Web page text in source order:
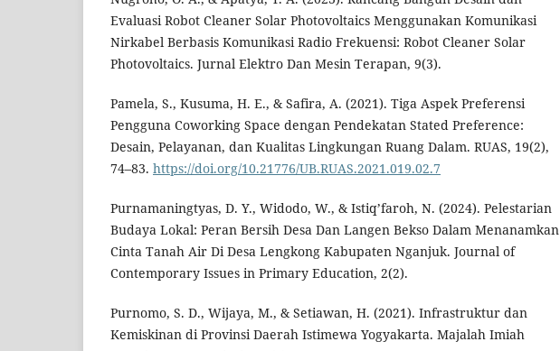
Evaluasi Robot Cleaner Solar Photovoltaics Menggunakan Komunikasi
Nirkabel Berbasis Komunikasi Radio Frekuensi: Robot Cleaner Solar
Photovoltaics. Jurnal Elektro Dan Mesin Terapan, 9(3).
Pamela, S., Kusuma, H. E., & Safira, A. (2021). Tiga Aspek Preferensi
Pengguna Coworking Space dengan Pendekatan Stated Preference:
Desain, Pelayanan, dan Kualitas Lingkungan Ruang Dalam. RUAS, 19(2),
74–83. https://doi.org/10.21776/UB.RUAS.2021.019.02.7
Purnamaningtyas, D. Y., Widodo, W., & Istiq’faroh, N. (2024). Pelestarian
Budaya Lokal: Peran Bersih Desa Dan Langen Bekso Dalam Menanamkan
Cinta Tanah Air Di Desa Lengkong Kabupaten Nganjuk. Journal of
Contemporary Issues in Primary Education, 2(2).
Purnomo, S. D., Wijaya, M., & Setiawan, H. (2021). Infrastruktur dan
Kemiskinan di Provinsi Daerah Istimewa Yogyakarta. Majalah Imiah